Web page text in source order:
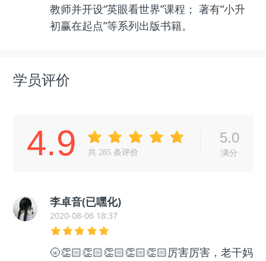
教师并开设“英眼看世界”课程； 著有“小升
初赢在起点”等系列出版书籍。
学员评价
4.9 共 285 条评价
5.0
满分
李卓音(已嘿化)
2020-08-06 18:37
🌝👏🏻👏🏻👏🏻👏🏻👏🏻厉害厉害，老干妈